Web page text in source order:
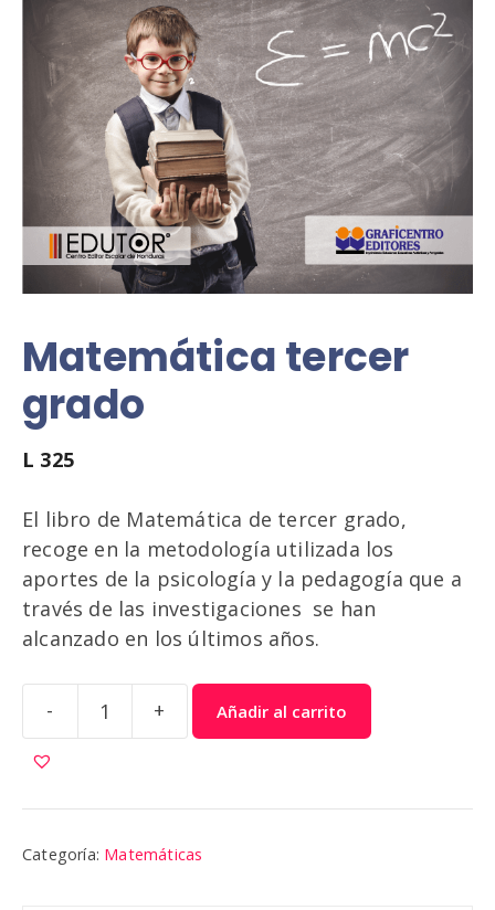
Matemática tercer
grado
L 325
El libro de Matemática de tercer grado,
recoge en la metodología utilizada los
aportes de la psicología y la pedagogía que a
través de las investigaciones se han
alcanzado en los últimos años.
-
Matemática
cantidad
+ Añadir al carrito
Categoría: Matemáticas